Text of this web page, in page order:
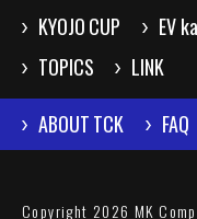
KYOJO CUP
EV
TOPICS
LINK
ABOUT TCK
FAQ
Copyright 2026 MK